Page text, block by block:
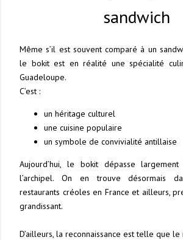
sandwich
Même s’il est souvent comparé à un
le bokit est en réalité une spécialité
Guadeloupe.
C’est :
un héritage culturel
une cuisine populaire
un symbole de convivialité antillaise
Aujourd’hui, le bokit dépasse
l’archipel. On en trouve désormais
restaurants créoles en France et ailleurs,
grandissant.
D’ailleurs, la reconnaissance est telle que le